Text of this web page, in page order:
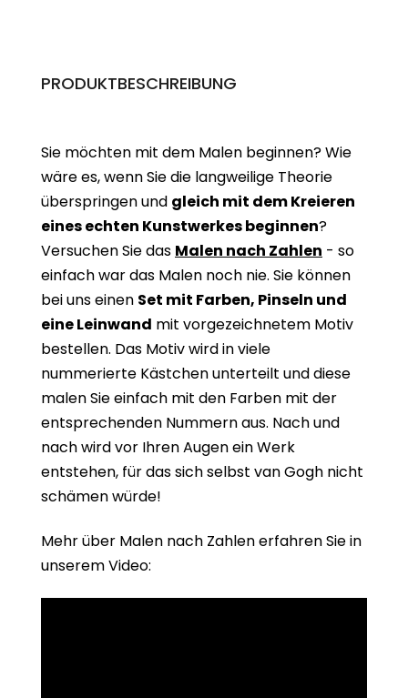
PRODUKTBESCHREIBUNG
Sie möchten mit dem Malen beginnen? Wie
wäre es, wenn Sie die langweilige Theorie
überspringen und gleich mit dem Kreieren
eines echten Kunstwerkes beginnen?
Versuchen Sie das Malen nach Zahlen - so
einfach war das Malen noch nie. Sie können
bei uns einen Set mit Farben, Pinseln und
eine Leinwand mit vorgezeichnetem Motiv
bestellen. Das Motiv wird in viele
nummerierte Kästchen unterteilt und diese
malen Sie einfach mit den Farben mit der
entsprechenden Nummern aus. Nach und
nach wird vor Ihren Augen ein Werk
entstehen, für das sich selbst van Gogh nicht
schämen würde!
Mehr über Malen nach Zahlen erfahren Sie in
unserem Video: